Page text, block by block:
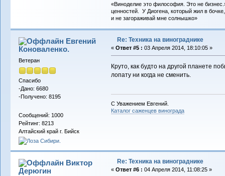
«Виноделие это философия. Это не
ценностей. У Диогена, который жил в
и не загораживай мне солнышко»
Евгений
Коноваленко.
Ветеран
Спасибо
-Дано: 6680
-Получено: 8195
Сообщений: 1000
Рейтинг: 8213
Алтайский край г. Бийск
Re: Техника на винограднике
« Ответ #5 : 03 Апреля 2014, 18:10:05 »
Круто, как будто на другой планете
лопату ни когда не сменить.
С Уважением Евгений.
Каталог саженцев винограда
Виктор
Дерюгин
Re: Техника на винограднике
« Ответ #6 : 04 Апреля 2014, 11:08:25 »